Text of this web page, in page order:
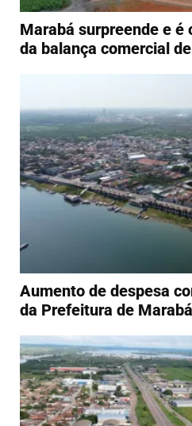
Marabá surpreende e é
da balança comercial
Aumento de despesa
da Prefeitura de Marabá